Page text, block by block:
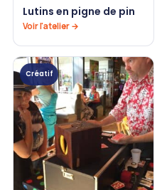
Lutins en pigne de pin
Voir l'atelier →
Créatif